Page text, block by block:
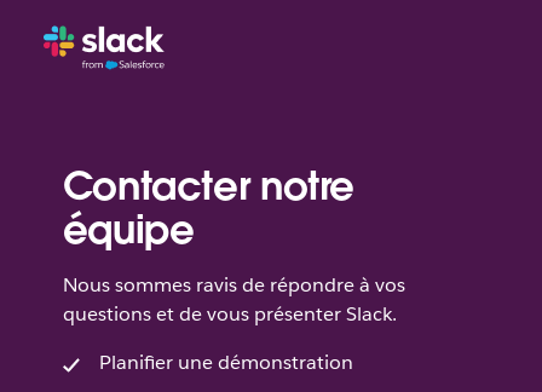
Contacter notre
équipe
Nous sommes ravis de répondre à vos
questions et de vous présenter Slack.
Planifier une démonstration